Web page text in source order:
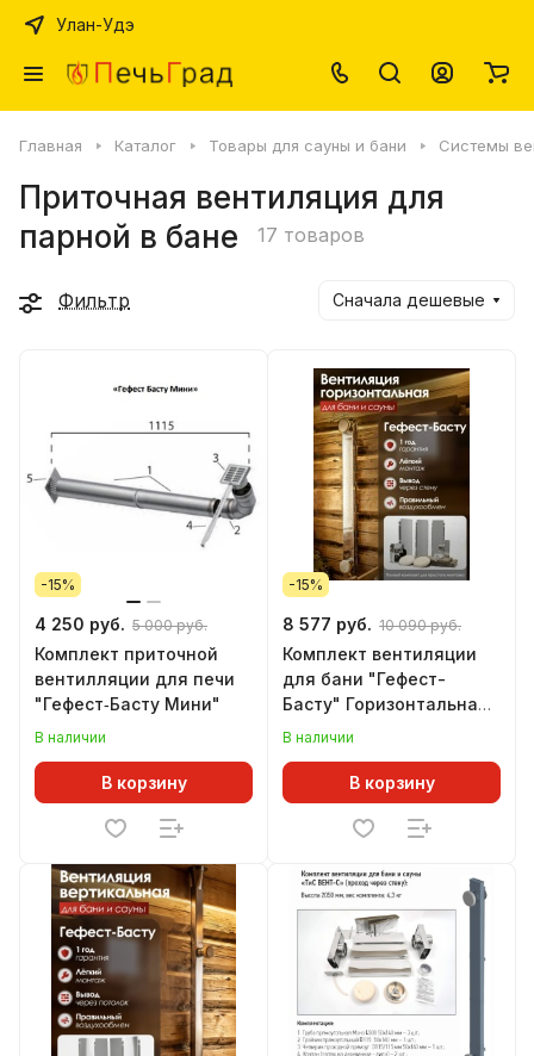
Улан-Удэ
Главная Каталог Товары для сауны и бани Системы
Приточная вентиляция для
парной в бане
17 товаров
Фильтр Сначала дешевые
-15%
4 250 руб. 5 000 руб.
Комплект приточной
вентилляции для печи
"Гефест‑Басту Мини"
В наличии
В корзину
-15%
8 577 руб. 10 090 руб.
Комплект вентиляции
для бани "Гефест-
Басту" Горизонтальная
(проход через стену)
В наличии
В корзину